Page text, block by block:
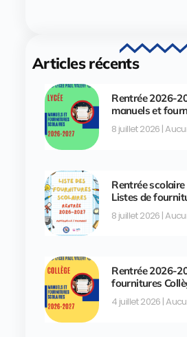
Articles récents
Rentrée 2026-
manuels et
8 juillet 2026
Rentrée
Listes de
8 juillet 2026
Rentrée 2026-
fournitures
4 juillet 2026